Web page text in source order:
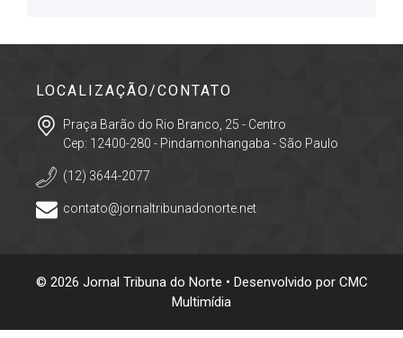
LOCALIZAÇÃO/CONTATO
Praça Barão do Rio Branco, 25 - Centro
Cep: 12400-280 - Pindamonhangaba - São Paulo
(12) 3644-2077
contato@jornaltribunadonorte.net
© 2026 Jornal Tribuna do Norte • Desenvolvido por CMC
Multimídia